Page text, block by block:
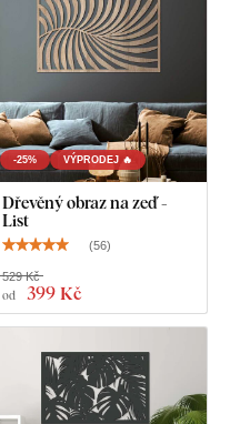
- Háj
-25% VÝPRODEJ 🔥
Dřevěný obraz na zeď -
List
(56)
od 399 Kč
529 Kč